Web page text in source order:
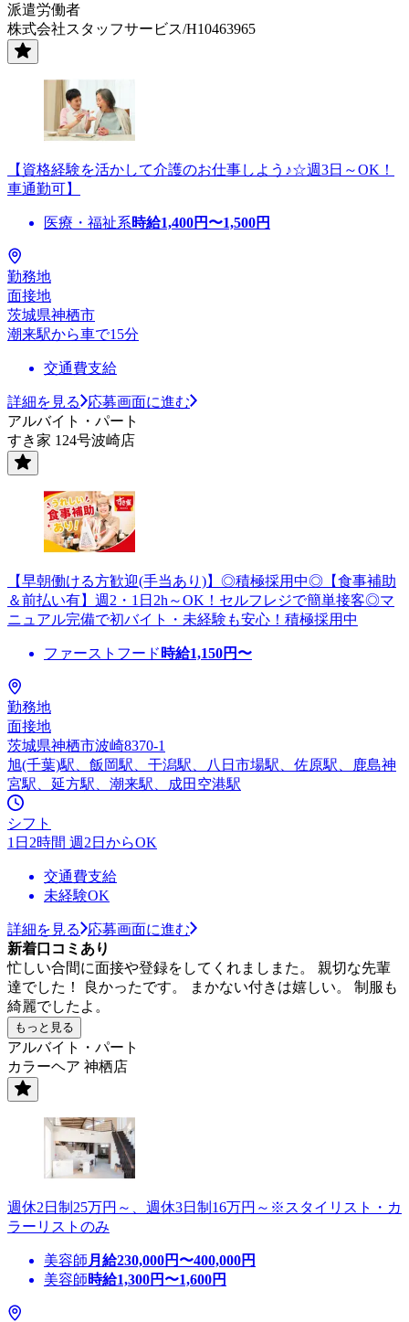
派遣労働者
株式会社スタッフサービス/H10463965
【資格経験を活かして介護のお仕事しよう♪☆週3日～OK！
車通勤可】
医療・福祉系時給1,400円〜1,500円
勤務地
面接地
茨城県神栖市
潮来駅から車で15分
交通費支給
詳細を見る
応募画面に進む
アルバイト・パート
すき家 124号波崎店
【早朝働ける方歓迎(手当あり)】◎積極採用中◎【食事補助
＆前払い有】週2・1日2h～OK！セルフレジで簡単接客◎マ
ニュアル完備で初バイト・未経験も安心！積極採用中
ファーストフード 時給1,150円〜
勤務地
面接地
茨城県神栖市波崎8370-1
旭(千葉)駅、飯岡駅、干潟駅、八日市場駅、佐原駅、鹿島神
宮駅、延方駅、潮来駅、成田空港駅
シフト
1日2時間 週2日からOK
交通費支給
未経験OK
詳細を見る
応募画面に進む
新着口コミあり
忙しい合間に面接や登録をしてくれましまた。 親切な先輩
達でした！ 良かったです。 まかない付きは嬉しい。 制服も
綺麗でしたよ。
もっと見る
アルバイト・パート
カラーヘア 神栖店
週休2日制25万円～、週休3日制16万円～※スタイリスト・カ
ラーリストのみ
美容師 月給230,000円〜400,000円
美容師時給1,300円〜1,600円